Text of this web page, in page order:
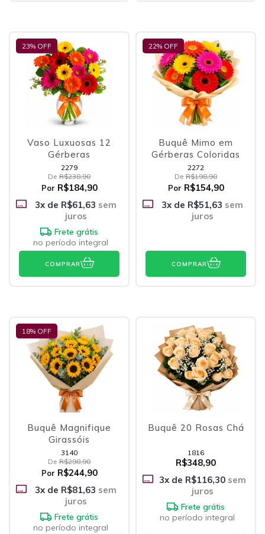
23% OFF
Vaso Luxuosas 12
Gérberas
2279
De R$238,90
Por R$184,90
3x de R$61,63 sem
juros
Frete grátis
no período integral
COMPRAR
22% OFF
Buquê Mimo em
Gérberas Coloridas
2272
De R$198,90
Por R$154,90
3x de R$51,63 sem
juros
COMPRAR
18% OFF
Buquê Magnifique
Girassóis
3140
De R$298,90
Por R$244,90
3x de R$81,63 sem
juros
Frete grátis
no período integral
Buquê 20 Rosas Chá
1816
R$348,90
3x de R$116,30sem
juros
Frete grátis
no período integral